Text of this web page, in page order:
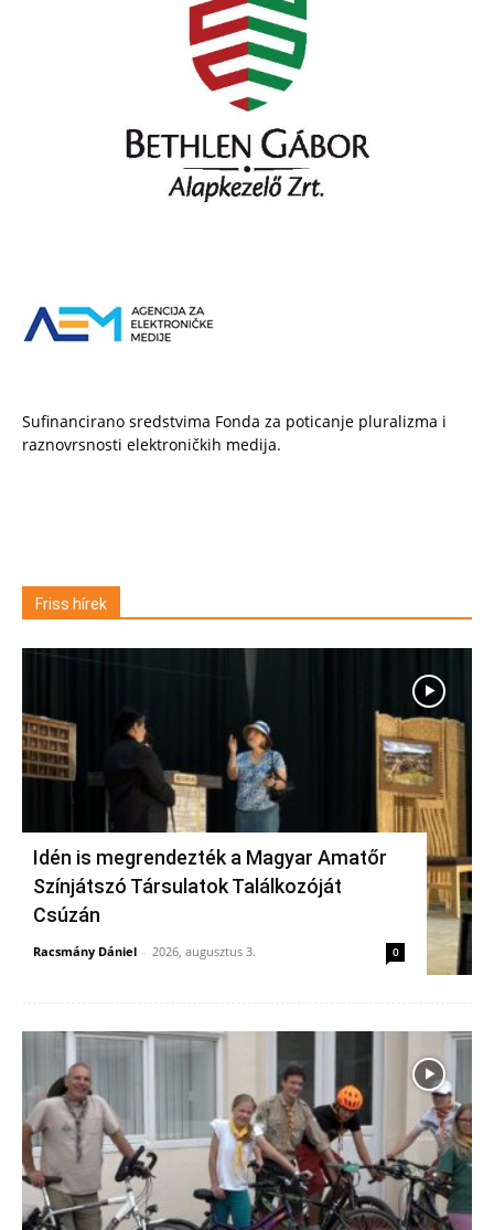
Sufinancirano sredstvima Fonda za poticanje pluralizma i
raznovrsnosti elektroničkih medija.
Friss hírek
Idén is megrendezték a Magyar Amatőr
Színjátszó Társulatok Találkozóját
Csúzán
Racsmány Dániel - 2026, augusztus 3. 0